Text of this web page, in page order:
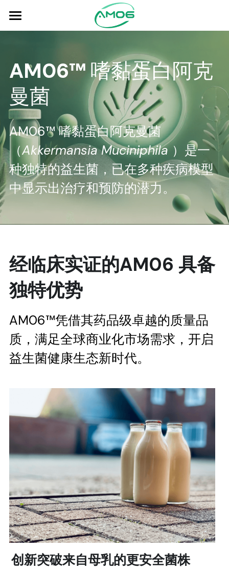
联系我们
简体中文
简体中文
English
English
AM06™ 嗜黏蛋白阿克
曼菌
AM06™ 嗜黏蛋白阿克曼菌
（Akkermansia Muciniphila ） 是一
种独特的益生菌，已在多种疾病模型
中显示出治疗和预防的潜力。
经临床实证的AM06 具备
独特优势
AM06™凭借其药品级卓越的质量品
质，满足全球商业化市场需求，开启
益生菌健康生态新时代。
创新突破来自母乳的更安全菌株